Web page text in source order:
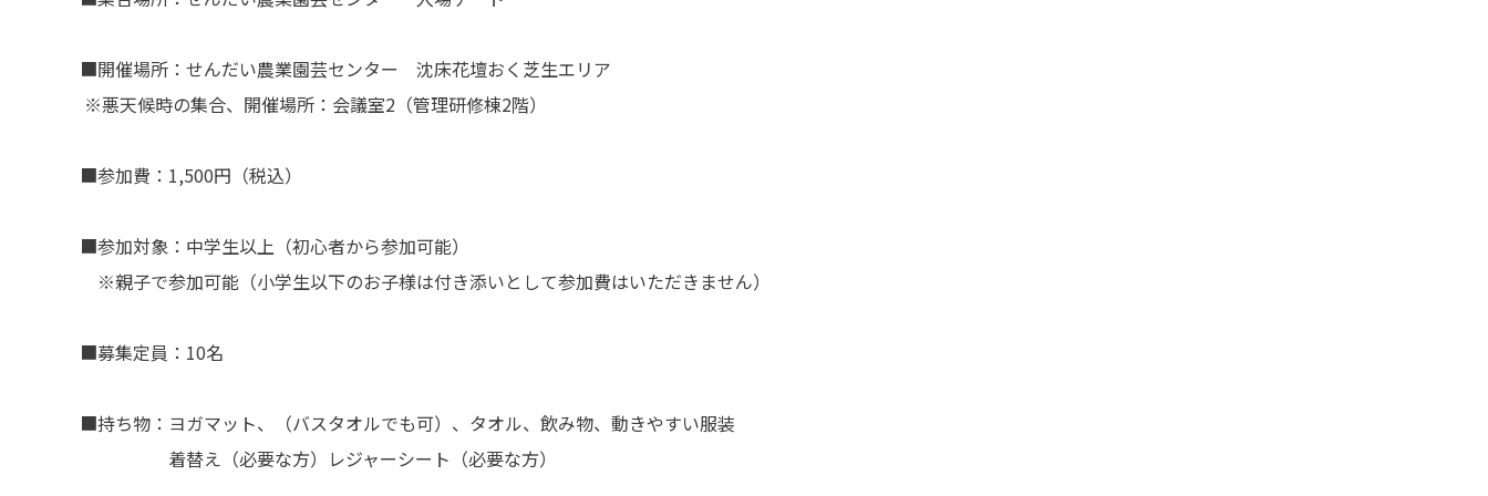
■開催場所：せんだい農業園芸センター 沈床花壇おく芝生エリア
※悪天候時の集合、開催場所：会議室2（管理研修棟2階）
■参加費：1,500円（税込）
■参加対象：中学生以上（初心者から参加可能）
※親子で参加可能（小学生以下のお子様は付き添いとして参加費はいただきません）
■募集定員：10名
■持ち物：ヨガマット、（バスタオルでも可）、タオル、飲み物、動きやすい服装
着替え（必要な方）レジャーシート（必要な方）